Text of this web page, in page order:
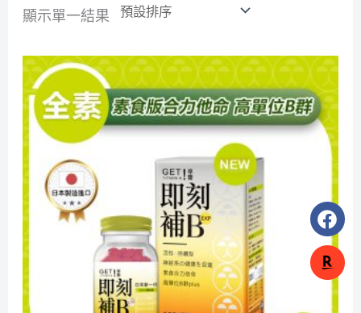
F
a
c
e
b
顯示單一結果
原
始
價
格：
NT$1,380.00。
目
前
價
格：
NT$1,200.00。